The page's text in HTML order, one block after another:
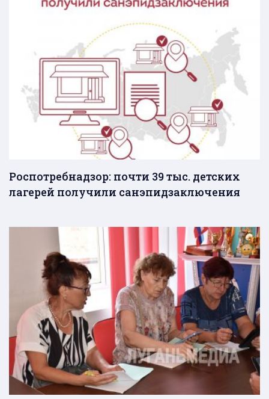
Роспотребнадзор: почти 39 тыс. детских
лагерей получили санэпидзаключения